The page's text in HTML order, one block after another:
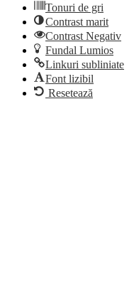
Tonuri de gri
Contrast marit
Contrast Negativ
Fundal Lumios
Linkuri subliniate
Font lizibil
Resetează